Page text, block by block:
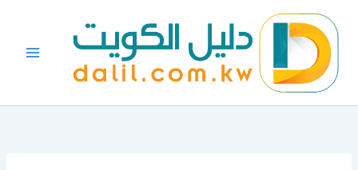
المحتوى